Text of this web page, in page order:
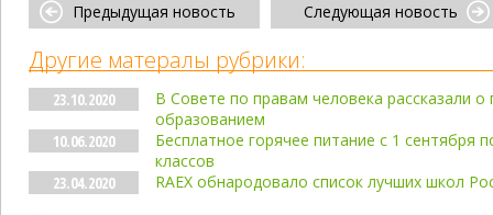
Предыдущая новость Следующая новость
Другие матералы рубрики:
23.10.2020
В Совете по правам человека рассказали
образованием
10.06.2020
Бесплатное горячее питание с 1 сентября
классов
23.04.2020
RAEX обнародовало список лучших школ